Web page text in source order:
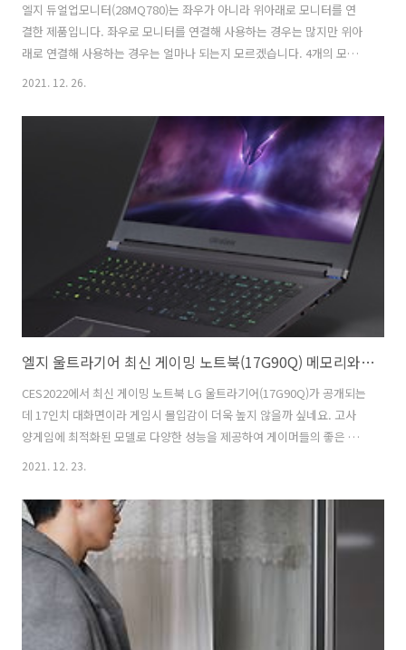
엘지 듀얼업모니터(28MQ780)는 좌우가 아니라 위아래로 모니터를 연
결한 제품입니다. 좌우로 모니터를 연결해 사용하는 경우는 많지만 위아
래로 연결해 사용하는 경우는 얼마나 되는지 모르겠습니다. 4개의 모니
터를 연결해 사용하는 경우는 본 것 같은데 말이죠. 물리적으로 2개의 모
다양한 시도를 하는 LG전자다운 제품 엘지 듀얼업모니터(28MQ780)에
대한 사용자들의 평가가 어떻게 내려질지 개인적으로 기대가 됩니다. 그
리고 고화질 콘텐츠 작업에 최적화된 LG 울트라파인 나노IPS 블랙
(32UQ85R)도 함께 출시되었습니다. 멀티태스킹의 강자!! LG 듀얼업 모
니터 효율성 이미 2개의 모니터를 사용하는 데 익숙한 분들이 많기 때문
2021. 12. 26.
엘지 울트라기어 최신 게이밍 노트북(17G90Q) 메모리와 SSD 각각 듀얼 채널 지원 확장성 높아
CES2022에서 최신 게이밍 노트북 LG 울트라기어(17G90Q)가 공개되는
데 17인치 대화면이라 게임시 몰입감이 더욱 높지 않을까 싶네요. 고사
양게임에 최적화된 모델로 다양한 성능을 제공하여 게이머들의 좋은 평
가를 기대하고 있습니다. 같은 게이밍 노트북과 차별화된 디자인으로 기
로 다양한 행사를 통해 직접 확인해 볼 수 있던 기회가 적어 아쉽기는 하
지만 미국 라스베이거스에서 열리는 CES2022의 영상을 통해 확인할 수
있습니다. 최신 게이밍 노트북 LG 울트라기어(17G90Q)의 디자인과 특
징을 간단히 정리해 볼까요. LG 울트라기어 게이밍 노트북 특징
CES2022를 통해 LG전자가 공개할 울트라기어 게이밍 노트북(17G90Q)
2021. 12. 23.